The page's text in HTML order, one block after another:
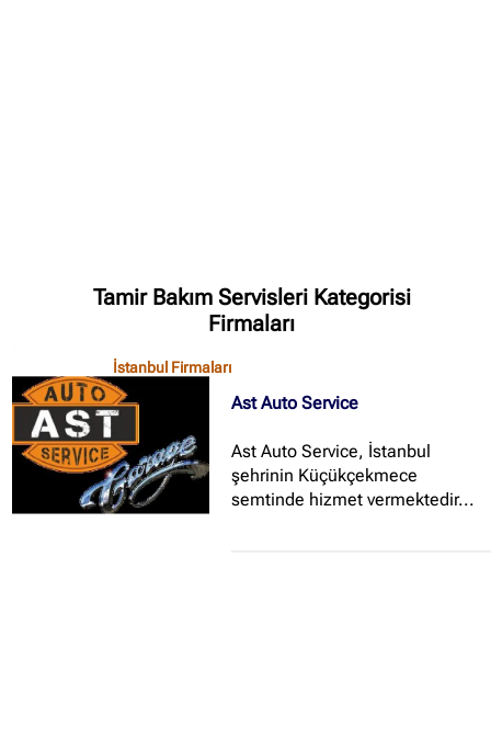
Tamir Bakım Servisleri Kategorisi
Firmaları
İstanbul Firmaları
Ast Auto Service
Ast Auto Service, İstanbul
şehrinin Küçükçekmece
semtinde hizmet vermektedir...
İstanbul Firmaları(388)